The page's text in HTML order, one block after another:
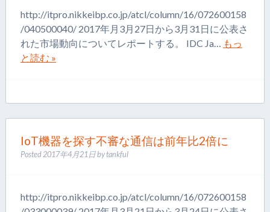
http://itpro.nikkeibp.co.jp/atcl/column/16/072600158
/040500040/ 2017年月3月27日から3月31日に公表さ
れた市場動向についてレポートする。 IDC Ja… もっ
と読む »
IoT機器を探す不審な通信は前年比2倍に
Posted2017年4月21日bytankful
http://itpro.nikkeibp.co.jp/atcl/column/16/072600158